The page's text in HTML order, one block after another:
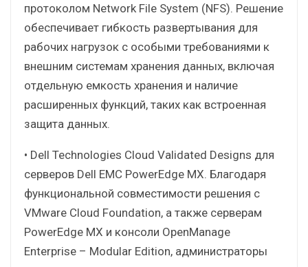
протоколом Network File System (NFS). Решение
обеспечивает гибкость развертывания для
рабочих нагрузок с особыми требованиями к
внешним системам хранения данных, включая
отдельную емкость хранения и наличие
расширенных функций, таких как встроенная
защита данных.
• Dell Technologies Cloud Validated Designs для
серверов Dell EMC PowerEdge MX. Благодаря
функциональной совместимости решения с
VMware Cloud Foundation, а также серверам
PowerEdge MX и консоли OpenManage
Enterprise – Modular Edition, администраторы